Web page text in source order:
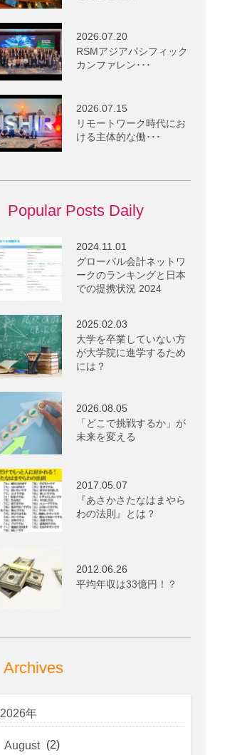
2026.07.20
RSMアジアパシフィック
カンファレン･･･
2026.07.15
リモートワーク時代にお
ける主体的な働･･･
Popular Posts Daily
2024.11.01
グローバル会計ネットワ
ークのランキングと日本
での提携状況 2024
2025.02.03
大学を卒業していない方
が大学院に進学するため
には？
2026.08.05
「どこで挑戦するか」が
未来を変える
2017.05.07
『あさかさたなはまやら
わの法則』とは？
2012.06.26
平均年収は33億円！？
Archives
2026年
August (2)